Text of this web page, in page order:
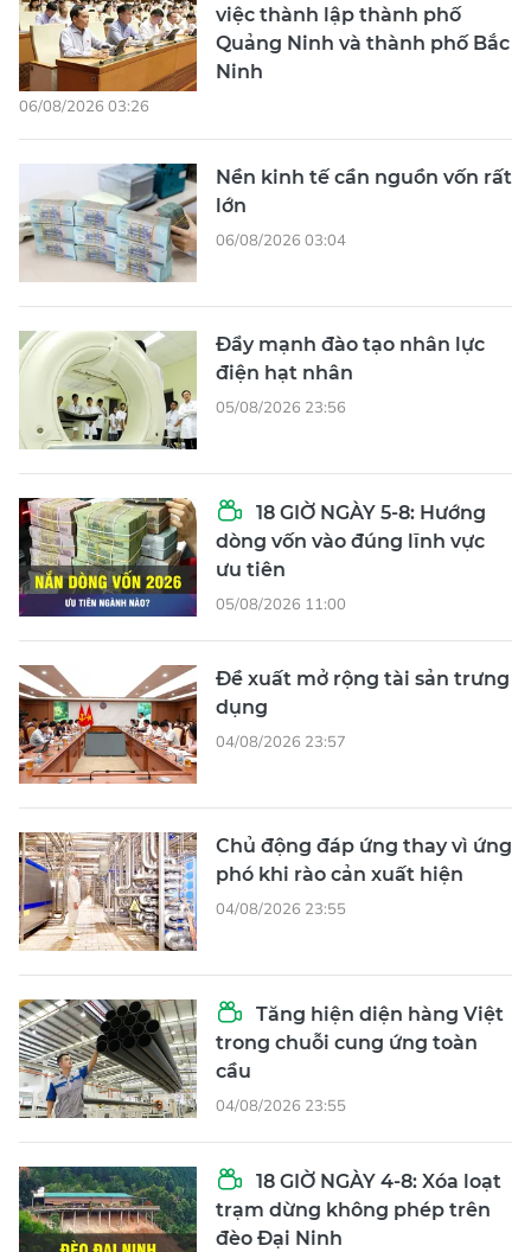
việc thành lập thành phố
Quảng Ninh và thành phố Bắc
Ninh
06/08/2026 03:26
Nền kinh tế cần nguồn vốn rất
lớn
06/08/2026 03:04
Đẩy mạnh đào tạo nhân lực
điện hạt nhân
05/08/2026 23:56
18 GIỜ NGÀY 5-8: Hướng
dòng vốn vào đúng lĩnh vực
ưu tiên
05/08/2026 11:00
Đề xuất mở rộng tài sản trưng
dụng
04/08/2026 23:57
Chủ động đáp ứng thay vì ứng
phó khi rào cản xuất hiện
04/08/2026 23:55
Tăng hiện diện hàng Việt
trong chuỗi cung ứng toàn
cầu
04/08/2026 23:55
18 GIỜ NGÀY 4-8: Xóa loạt
trạm dừng không phép trên
đèo Đại Ninh